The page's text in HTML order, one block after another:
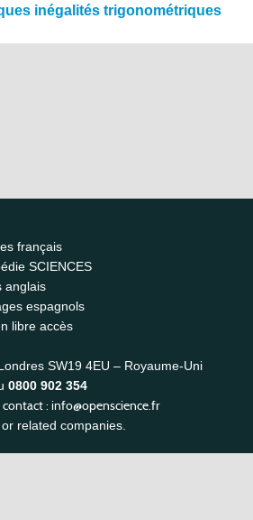
inégalités trigonométriques
français
SCIENCES
anglais
espagnols
libre accès
SW19 4EU – Royaume-Uni
0800 902 354
contact : info@openscience.fr
related companies.